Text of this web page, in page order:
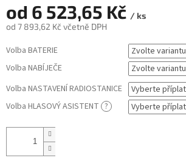
od 6 523,65 Kč / ks
od 7 893,62 Kč včetně DPH
cena:
Volba BATERIE
Volba NABÍJEČE
Volba NASTAVENÍ RADIOSTANICE
Volba HLASOVÝ ASISTENT ?